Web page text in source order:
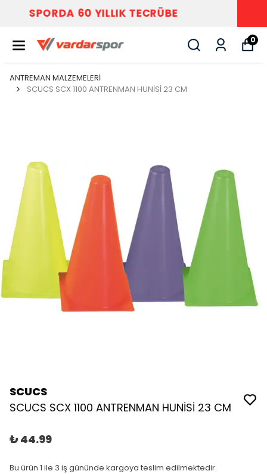
VARDAR SPOR
0
ANTREMAN MALZEMELERİ
SCUCS SCX 1100 ANTRENMAN HUNİSİ 23 CM
SCUCS
SCUCS SCX 1100 ANTRENMAN HUNİSİ 23 CM
₺ 44.99
Bu ürün 1 ile 3 iş gününde kargoya teslim edilmektedir.